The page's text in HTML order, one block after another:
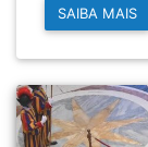
SAIBA MAIS